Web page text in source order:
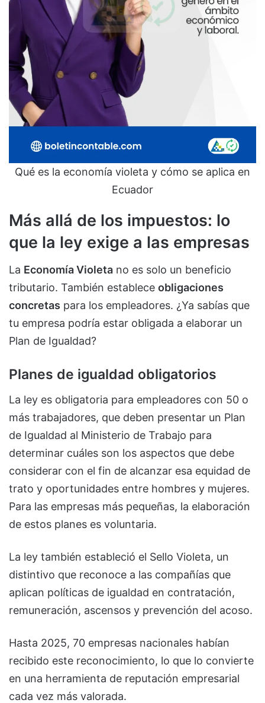
Qué es la economía violeta y cómo se aplica en
Ecuador
Más allá de los impuestos: lo
que la ley exige a las empresas
La Economía Violeta no es solo un beneficio
tributario. También establece obligaciones
concretas para los empleadores. ¿Ya sabías que
tu empresa podría estar obligada a elaborar un
Plan de Igualdad?
Planes de igualdad obligatorios
La ley es obligatoria para empleadores con 50 o
más trabajadores, que deben presentar un Plan
de Igualdad al Ministerio de Trabajo para
determinar cuáles son los aspectos que debe
considerar con el fin de alcanzar esa equidad de
trato y oportunidades entre hombres y mujeres.
Para las empresas más pequeñas, la elaboración
de estos planes es voluntaria.
La ley también estableció el Sello Violeta, un
distintivo que reconoce a las compañías que
aplican políticas de igualdad en contratación,
remuneración, ascensos y prevención del acoso.
Hasta 2025, 70 empresas nacionales habían
recibido este reconocimiento, lo que lo convierte
en una herramienta de reputación empresarial
cada vez más valorada.